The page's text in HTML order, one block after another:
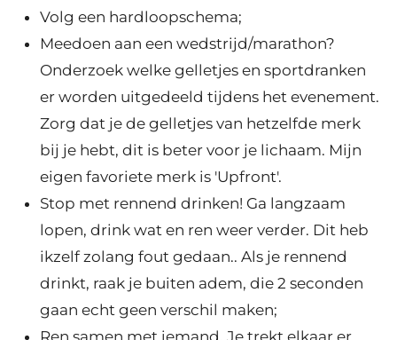
Volg een hardloopschema;
Meedoen aan een wedstrijd/marathon?
Onderzoek welke gelletjes en sportdranken
er worden uitgedeeld tijdens het evenement.
Zorg dat je de gelletjes van hetzelfde merk
bij je hebt, dit is beter voor je lichaam. Mijn
eigen favoriete merk is 'Upfront'.
Stop met rennend drinken! Ga langzaam
lopen, drink wat en ren weer verder. Dit heb
ikzelf zolang fout gedaan.. Als je rennend
drinkt, raak je buiten adem, die 2 seconden
gaan echt geen verschil maken;
Ren samen met iemand. Je trekt elkaar er